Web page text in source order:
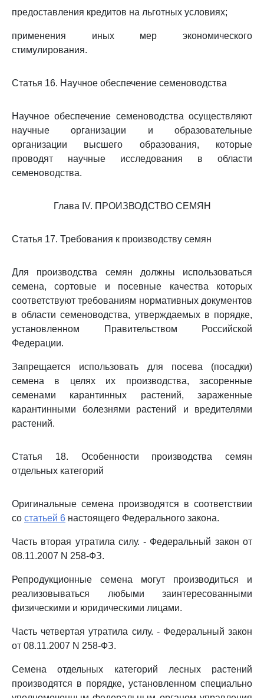
предоставления кредитов на льготных условиях;
применения иных мер экономического
стимулирования.
Статья 16. Научное обеспечение семеноводства
Научное обеспечение семеноводства осуществляют
научные организации и образовательные
организации высшего образования, которые
проводят научные исследования в области
семеноводства.
Глава IV. ПРОИЗВОДСТВО СЕМЯН
Статья 17. Требования к производству семян
Для производства семян должны использоваться
семена, сортовые и посевные качества которых
соответствуют требованиям нормативных документов
в области семеноводства, утверждаемых в порядке,
установленном Правительством Российской
Федерации.
Запрещается использовать для посева (посадки)
семена в целях их производства, засоренные
семенами карантинных растений, зараженные
карантинными болезнями растений и вредителями
растений.
Статья 18. Особенности производства семян
отдельных категорий
Оригинальные семена производятся в соответствии
со статьей 6 настоящего Федерального закона.
Часть вторая утратила силу. - Федеральный закон от
08.11.2007 N 258-ФЗ.
Репродукционные семена могут производиться и
реализовываться любыми заинтересованными
физическими и юридическими лицами.
Часть четвертая утратила силу. - Федеральный закон
от 08.11.2007 N 258-ФЗ.
Семена отдельных категорий лесных растений
производятся в порядке, установленном специально